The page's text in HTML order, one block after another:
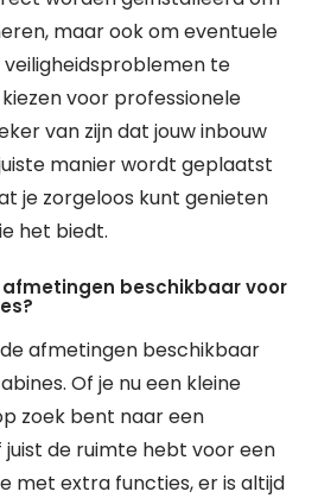
maar ook om eventuele
veiligheidsproblemen te
voor professionele
van zijn dat jouw inbouw
manier wordt geplaatst
je zorgeloos kunt genieten
het biedt.
afmetingen beschikbaar voor
afmetingen beschikbaar
Of je nu een kleine
zoek bent naar een
de ruimte hebt voor een
met extra functies, er is altijd